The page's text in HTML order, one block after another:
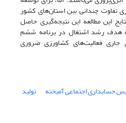
تفاوت چندانی بین استان‌های کشور
این مطالعه این نتیجه‌گیری حاصل
هدف رشد اشتغال در برنامه ششم
جاری فعالیت‌های کشاورزی ضروری
حسابداری اجتماعی آمیخته تولید